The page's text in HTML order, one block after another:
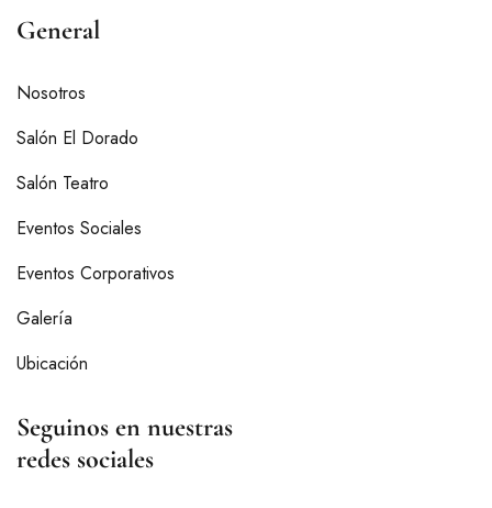
General
Nosotros
Salón El Dorado
Salón Teatro
Eventos Sociales
Eventos Corporativos
Galería
Ubicación
Seguinos en nuestras
redes sociales